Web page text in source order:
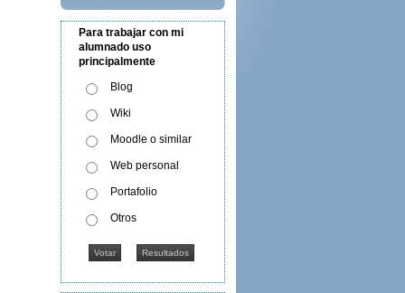
Para trabajar con mi
alumnado uso
principalmente
Blog
Wiki
Moodle o similar
Web personal
Portafolio
Otros